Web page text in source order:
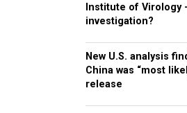
Institute of Virology
investigation?
New U.S. analysis
China was “most
release